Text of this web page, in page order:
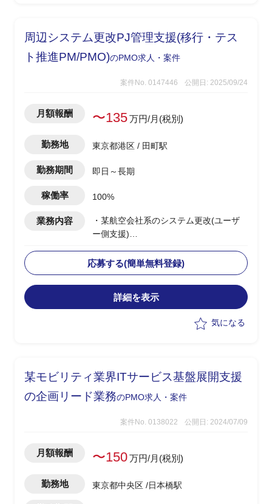
周辺システム更改PJ管理支援(移行・テス
ト推進PM/PMO)のPMO求人・案件
案件No. 0147446 公開日: 2025/09/24
月額報酬 〜135万円/月(税別)
勤務地 東京都港区 / 田町駅
勤務期間 即日～長期
稼働率 100%
業務内容
・某航空会社系のシステム更改(ユーザ
ー側支援)
統合したテスト・移行推進リーダーとし
て参画
※直近(2026年8月～10月)はシステム移
行・データ移行の設計を中心に、テスト
・実施フェーズでは問い合わせ管理、障
・業務部門やベンダーとの連携、品質管
理、進捗管理を担当
ョンを取りながら主体的に推進を実施
応募する(簡単無料登録)
詳細を表示
気になる
某モビリティ業界ITサービス基盤展開支援
の企画リード業務のPMO求人・案件
案件No. 0138022 公開日: 2024/07/09
月額報酬 〜150万円/月(税別)
勤務地 東京都中央区 /日本橋駅